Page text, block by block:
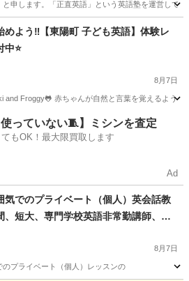
申します。「正直英語」という英語塾を運営して
TOEIC
めよう‼️【東陽町 子ども英語】体験レ
中⭐️
8月7日
and Froggy🐸 赤ちゃんが自然と言葉を覚えるよう
英会話 夏休み
使っていない🧵】ミシンを査定
もOK！最大限買取します
Ad
気でのプライベート（個人）英会話教
、短大、専門学校英語非常勤講師、企
、テキスト代他すべて無料。無料トラ
スン出来ます。祝祭日を含んで一年中
8月7日
ライベート（個人）レッスンの ご案内で